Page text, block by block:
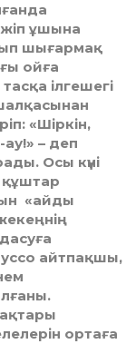
жіп ұшына
шығармақ
ойға
ілгешегі
«Шіркін,
– деп
Осы күні
құштар
«айды
айтпақшы,
ортаға